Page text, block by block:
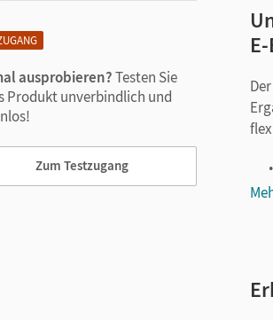
ausprobieren?Testen Sie
Produkt unverbindlich und
Zum Testzugang